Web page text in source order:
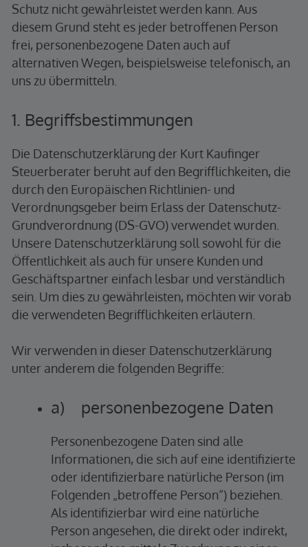
Schutz nicht gewährleistet werden kann. Aus
diesem Grund steht es jeder betroffenen Person
frei, personenbezogene Daten auch auf
alternativen Wegen, beispielsweise telefonisch, an
uns zu übermitteln.
1. Begriffsbestimmungen
Die Datenschutzerklärung der Kurt Kaufinger
Steuerberater beruht auf den Begrifflichkeiten, die
durch den Europäischen Richtlinien- und
Verordnungsgeber beim Erlass der Datenschutz-
Grundverordnung (DS-GVO) verwendet wurden.
Unsere Datenschutzerklärung soll sowohl für die
Öffentlichkeit als auch für unsere Kunden und
Geschäftspartner einfach lesbar und verständlich
sein. Um dies zu gewährleisten, möchten wir vorab
die verwendeten Begrifflichkeiten erläutern.
Wir verwenden in dieser Datenschutzerklärung
unter anderem die folgenden Begriffe:
a) personenbezogene Daten
Personenbezogene Daten sind alle
Informationen, die sich auf eine identifizierte
oder identifizierbare natürliche Person (im
Folgenden „betroffene Person“) beziehen.
Als identifizierbar wird eine natürliche
Person angesehen, die direkt oder indirekt,